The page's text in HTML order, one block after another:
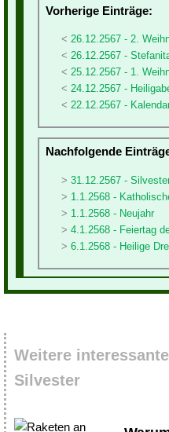
Vorherige Einträge:
26.12.2567 - 2.
26.12.2567 -
25.12.2567 - 1.
24.12.2567 -
22.12.2567 -
Nachfolgende
31.12.2567 -
1.1.2568 -
1.1.2568 - Neujahr
4.1.2568 - Feiertag
6.1.2568 - Heilige
Weitere
Silvester